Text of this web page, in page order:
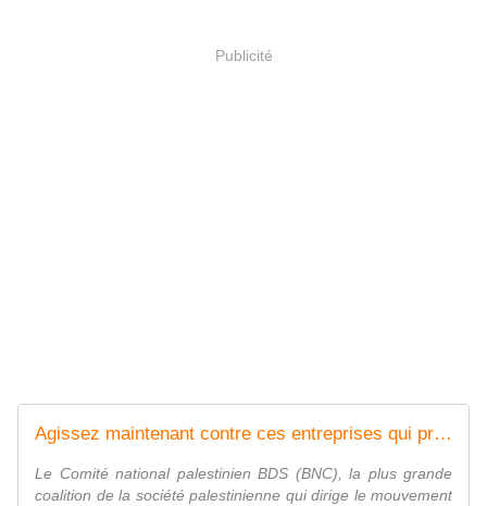
Publicité
Agissez maintenant contre ces entreprises qui profitent du génocide du peuple palestinien - BDS France
Le Comité national palestinien BDS (BNC), la plus grande
coalition de la société palestinienne qui dirige le mouvement